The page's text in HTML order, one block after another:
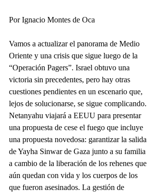
Por Ignacio Montes de Oca
Vamos a actualizar el panorama de Medio
Oriente y una crisis que sigue luego de la
“Operación Pagers”. Israel obtuvo una
victoria sin precedentes, pero hay otras
cuestiones pendientes en un escenario que,
lejos de solucionarse, se sigue complicando.
Netanyahu viajará a EEUU para presentar
una propuesta de cese el fuego que incluye
una propuesta novedosa: garantizar la salida
de Yayha Sinwar de Gaza junto a su familia
a cambio de la liberación de los rehenes que
aún quedan con vida y los cuerpos de los
que fueron asesinados. La gestión de